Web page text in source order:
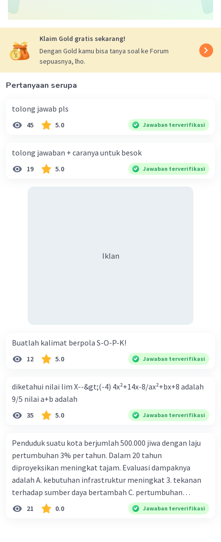
Klaim Gold gratis sekarang!
Dengan Gold kamu bisa tanya soal ke Forum
sepuasnya, lho.
Pertanyaan serupa
tolong jawab pls
45 5.0 Jawaban terverifikasi
tolong jawaban + caranya untuk besok
19 5.0 Jawaban terverifikasi
Iklan
Buatlah kalimat berpola S-O-P-K!
12 5.0 Jawaban terverifikasi
diketahui nilai lim X--&gt;(-4) 4x²+14x-8/ax²+bx+8 adalah
9/5 nilai a+b adalah
35 5.0 Jawaban terverifikasi
Penduduk suatu kota berjumlah 500.000 jiwa dengan laju
pertumbuhan 3% per tahun. Dalam 20 tahun
diproyeksikan meningkat tajam. Evaluasi dampaknya
adalah A. kebutuhan infrastruktur meningkat 3. tekanan
terhadap sumber daya bertambah C. pertumbuhan
eksponensial berdampak jangka panjang D. tidak
memengaruhi tata ruang E. proyeksi penduduk penting
21 0.0 Jawaban terverifikasi